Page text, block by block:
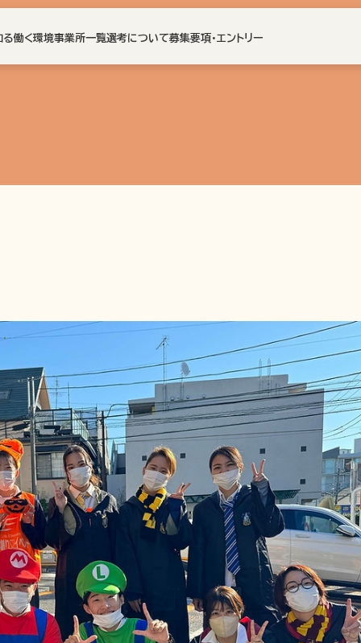
る働く環境事業所一覧選考について募集要項・エントリー